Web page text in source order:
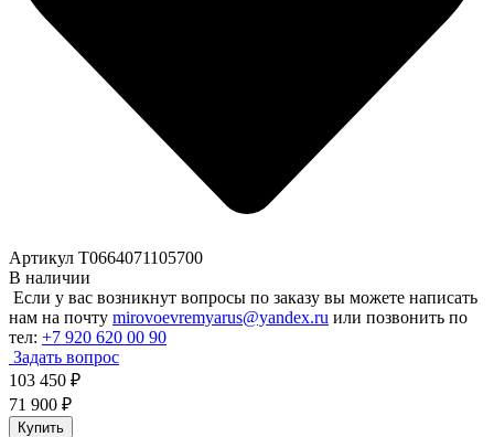
Артикул T0664071105700
В наличии
Если у вас возникнут вопросы по заказу вы можете написать
нам на почту mirovoevremyarus@yandex.ru или позвонить по
тел: +7 920 620 00 90
Задать вопрос
103 450 ₽
71 900 ₽
Купить